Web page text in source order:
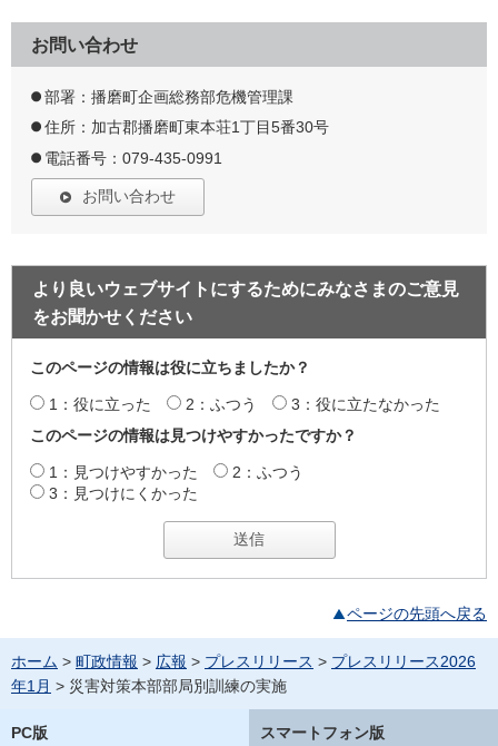
お問い合わせ
部署：播磨町企画総務部危機管理課
住所：加古郡播磨町東本荘1丁目5番30号
電話番号：079-435-0991
お問い合わせ
より良いウェブサイトにするためにみなさまのご意見
をお聞かせください
このページの情報は役に立ちましたか？
1：役に立った 2：ふつう
3：役に立たなかった
このページの情報は見つけやすかったですか？
1：見つけやすかった
2：ふつう
3：見つけにくかった
ページの先頭へ戻る
ホーム > 町政情報 > 広報 > プレスリリース > プレスリリース2026
年1月 > 災害対策本部部局別訓練の実施
PC版 スマートフォン版